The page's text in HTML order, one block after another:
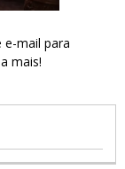
e-mail para
mais!